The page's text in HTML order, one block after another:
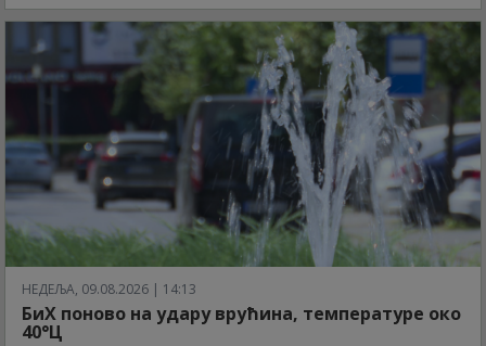
НЕДЕЉА, 09.08.2026 | 14:13
БиХ поново на удару врућина, температуре око
40°Ц